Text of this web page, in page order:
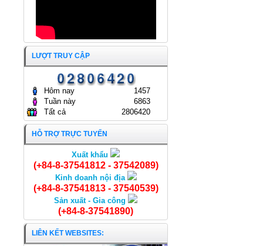
Khô cá đù ớt
LƯỢT TRUY CẬP
Hôm nay
1457
Tuần này
6863
Tất cả
2806420
HỖ TRỢ TRỰC TUYẾN
Xuất khẩu
(+84-8-37541812 - 37542089)
Kinh doanh nội địa
(+84-8-37541813 - 37540539)
Sản xuất - Gia công
(+84-8-37541890)
LIÊN KẾT WEBSITES: